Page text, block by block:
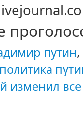
путин,
политика
изменил все